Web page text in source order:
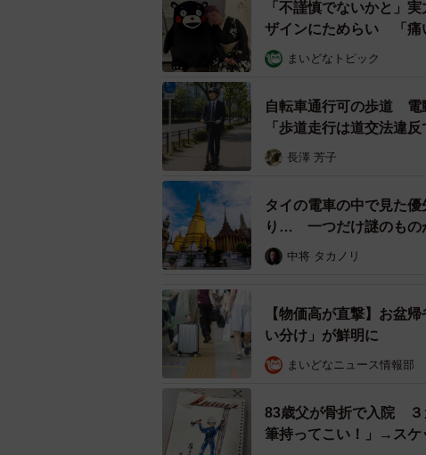
──ウォーキングは、年をとってもでき
とが長生きにつながるなら嬉しいですが
データはあります。近年では座りっぱ
きています。歩かずに座りっぱなしで
量や身体機能の低下）になる確率が上昇
が増えれば２型糖尿病のリスクも増加し
ことも明らかになっています。歩くこと
習慣といえます。
「不謹慎でないかと」
ザインにためらい 「痛
まいどなトピック
自転車通行可の歩道 電
「歩道走行は道交法違
長澤 芳子
タイの電車の中で見た
り… 一つだけ謎のもの
中将 タカノリ
【物価高が直撃】お盆
い分け」が鮮明に
まいどなニュース情報部
83歳父が骨折で入院 ３
筆持ってこい！」→スケ